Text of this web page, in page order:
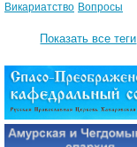
Викариатство Вопросы
Показать все теги